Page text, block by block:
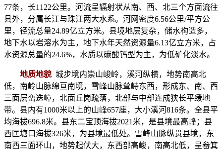
77条，长1122公里。河流呈辐射状从南、西、北三个方面流往
县外，分属长江与珠江两大水系。河网密度6.56公里/平方公
里，径流总量24.89亿立方米。县境地层复杂，储水构造多，
地下水以岩溶水为主，地下水年天然资源量6.13亿立方米，占
水资源总量的24.6%，水质以碳酸钙型为主，为低矿化淡水。
地质地貌 城步境内崇山峻岭，溪河纵横，地势南高北
低，南岭山脉绵亘南境，雪峰山脉耸峙东西，形成东、南、西
三面层峦迭嶂，北面丘岗疏落，北部与中部连成狭长平缓地
带。县内有1000米以上的山峰657座，大小溪河816条。全县平
均海拔696.8米。县东二宝顶海拔2021米，是县境最高峰；县
西匡塘口海拔326米，为县境最低处。雪峰山脉纵贯县境，东
南西三面环山，地势起伏大，东西部高峻，南高北低，呈畚箕